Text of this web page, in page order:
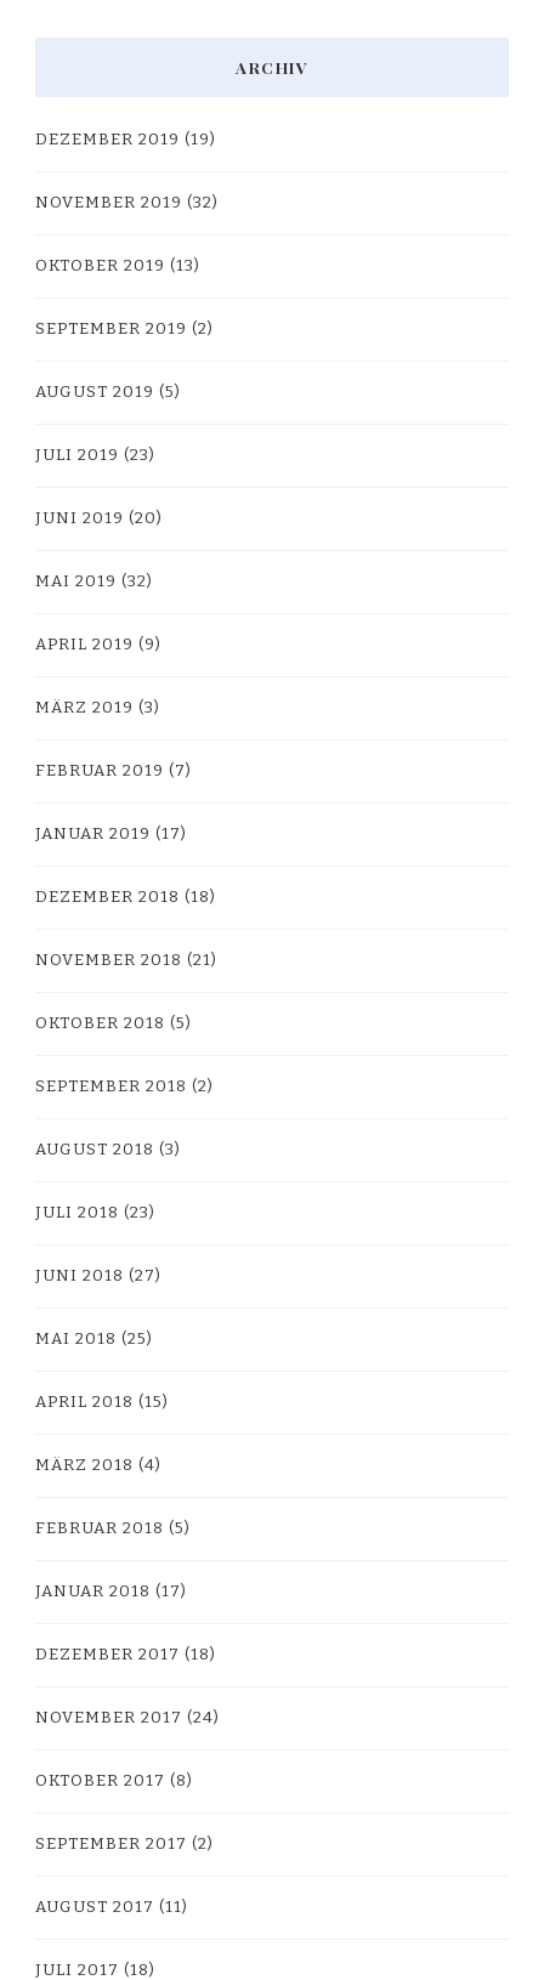
ARCHIV
DEZEMBER 2019 (19)
NOVEMBER 2019 (32)
OKTOBER 2019 (13)
SEPTEMBER 2019 (2)
AUGUST 2019 (5)
JULI 2019 (23)
JUNI 2019 (20)
MAI 2019 (32)
APRIL 2019 (9)
MÄRZ 2019 (3)
FEBRUAR 2019 (7)
JANUAR 2019 (17)
DEZEMBER 2018 (18)
NOVEMBER 2018 (21)
OKTOBER 2018 (5)
SEPTEMBER 2018 (2)
AUGUST 2018 (3)
JULI 2018 (23)
JUNI 2018 (27)
MAI 2018 (25)
APRIL 2018 (15)
MÄRZ 2018 (4)
FEBRUAR 2018 (5)
JANUAR 2018 (17)
DEZEMBER 2017 (18)
NOVEMBER 2017 (24)
OKTOBER 2017 (8)
SEPTEMBER 2017 (2)
AUGUST 2017 (11)
JULI 2017 (18)